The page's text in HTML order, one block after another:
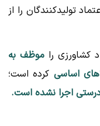
تولیدکنندگان را از
کشاورزی را موظف به
اساسی کرده است؛
اجرا نشده است.